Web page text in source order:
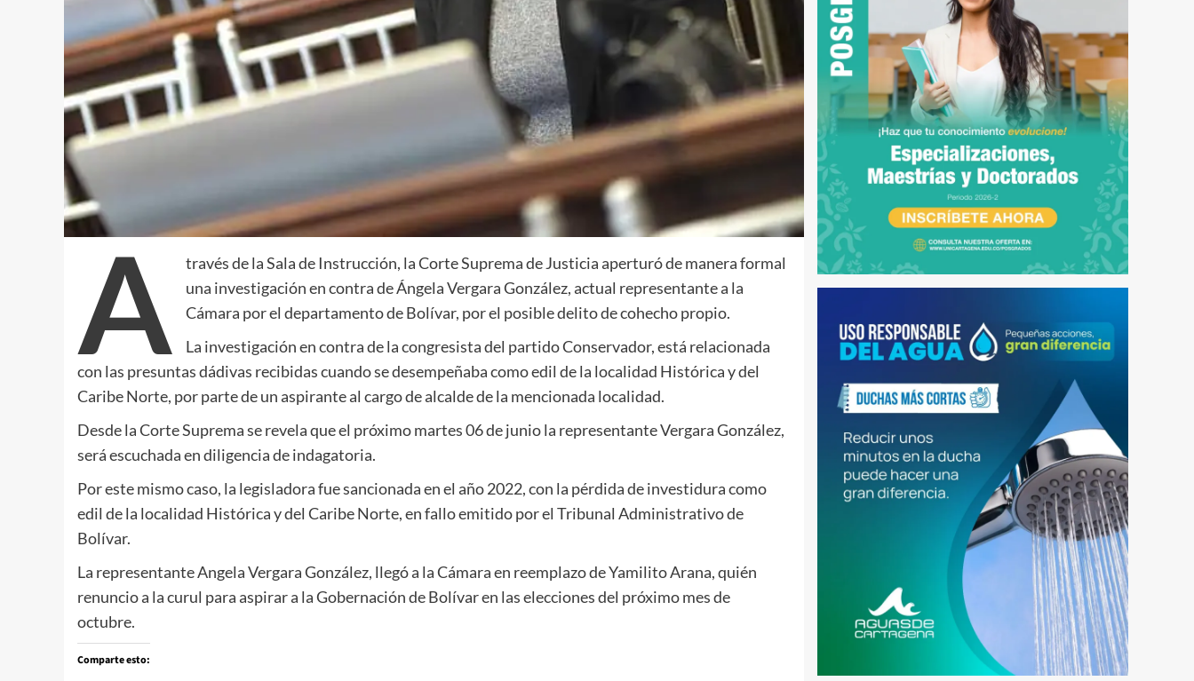
A
través de la Sala de Instrucción, la Corte Suprema de Justicia aperturó de manera formal
una investigación en contra de Ángela Vergara González, actual representante a la
Cámara por el departamento de Bolívar, por el posible delito de cohecho propio.
La investigación en contra de la congresista del partido Conservador, está relacionada
con las presuntas dádivas recibidas cuando se desempeñaba como edil de la localidad Histórica y del
Caribe Norte, por parte de un aspirante al cargo de alcalde de la mencionada localidad.
Desde la Corte Suprema se revela que el próximo martes 06 de junio la representante Vergara González,
será escuchada en diligencia de indagatoria.
Por este mismo caso, la legisladora fue sancionada en el año 2022, con la pérdida de investidura como
edil de la localidad Histórica y del Caribe Norte, en fallo emitido por el Tribunal Administrativo de
Bolívar.
La representante Angela Vergara González, llegó a la Cámara en reemplazo de Yamilito Arana, quién
renuncio a la curul para aspirar a la Gobernación de Bolívar en las elecciones del próximo mes de
octubre.
Comparte esto: